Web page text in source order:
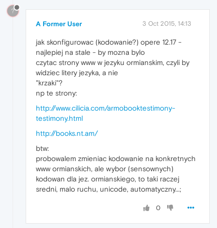
?
A Former User 3 Oct 2015, 14:13
jak skonfigurowac (kodowanie?) opere 12.17 -
najlepiej na stale - by mozna bylo
czytac strony www w jezyku ormianskim, czyli by
widziec litery jezyka, a nie
"krzaki"?
np te strony:
http://www.cilicia.com/armobooktestimony-
testimony.html
http://books.nt.am/
btw:
probowalem zmieniac kodowanie na konkretnych
www ormianskich, ale wybor (sensownych)
kodowan dla jez. ormianskiego, to taki raczej
sredni, malo ruchu, unicode, automatyczny...;
0